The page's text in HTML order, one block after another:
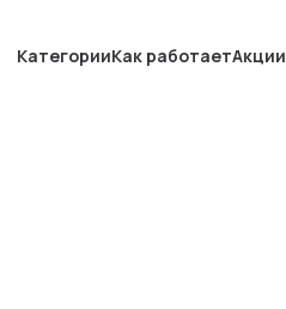
КатегорииКак работаетАкции